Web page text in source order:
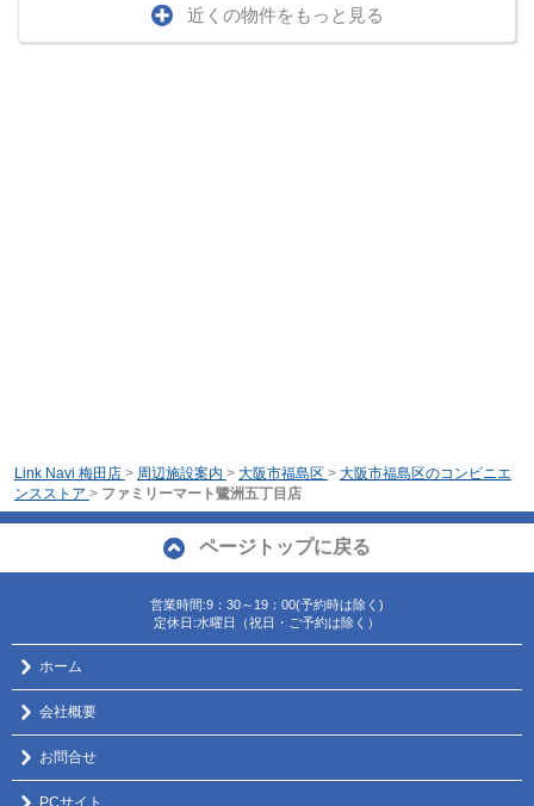
近くの物件をもっと見る
Link Navi 梅田店 > 周辺施設案内 > 大阪市福島区 > 大阪市福島区のコンビニエ
ンスストア > ファミリーマート鷺洲五丁目店
ページトップに戻る
営業時間:9：30～19：00(予約時は除く)
定休日:水曜日（祝日・ご予約は除く）
ホーム
会社概要
お問合せ
PCサイト